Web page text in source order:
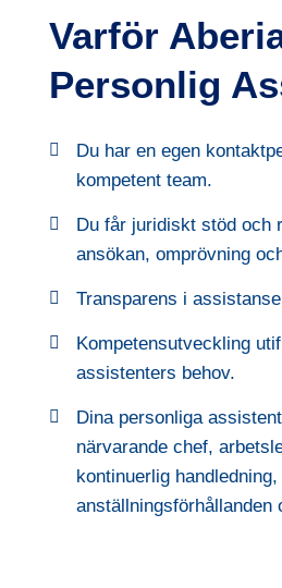
Varför
Personlig
Du har en egen
kompetent team.
Du får juridiskt stöd och
ansökan, omprövning
Transparens i
Kompetensutveckling
assistenters behov.
Dina personliga
närvarande chef,
kontinuerlig